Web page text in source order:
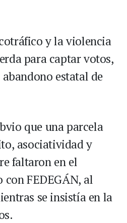
y la violencia
para captar votos,
estatal de
que una parcela
asociatividad y
faltaron en el
FEDEGÁN, al
se insistía en la